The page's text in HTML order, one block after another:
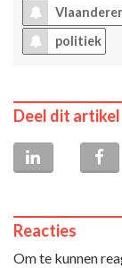
politiek
Deel dit artikel
Reacties
Om te kunnen